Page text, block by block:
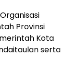
Provinsi
Kota
serta